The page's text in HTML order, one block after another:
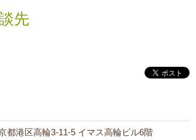
先
都港区高輪3-11-5 イマス高輪ビル6階